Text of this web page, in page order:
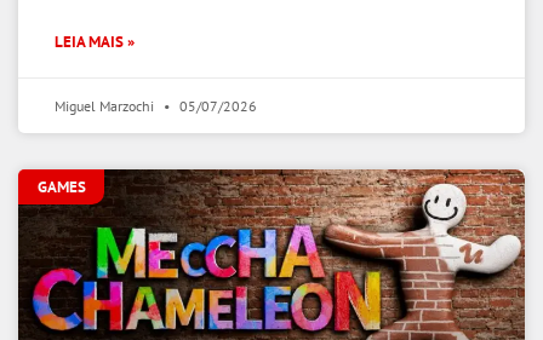
LEIA MAIS »
Miguel Marzochi 05/07/2026
GAMES